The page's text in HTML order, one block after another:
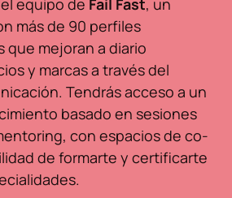
equipo de Fail Fast, un
más de 90 perfiles
que mejoran a diario
y marcas a través del
Tendrás acceso a un
basado en sesiones
con espacios de co-
de formarte y certificarte